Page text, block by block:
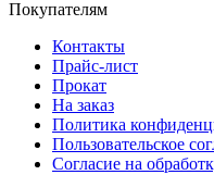
Покупателям
Контакты
Прайс-лист
Прокат
На заказ
Политика
Пользовательское
Согласие на